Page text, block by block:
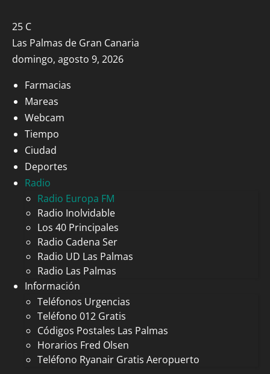
25 C
Las Palmas de Gran Canaria
domingo, agosto 9, 2026
Farmacias
Mareas
Webcam
Tiempo
Ciudad
Deportes
Radio
Radio Europa FM
Radio Inolvidable
Los 40 Principales
Radio Cadena Ser
Radio UD Las Palmas
Radio Las Palmas
Información
Teléfonos Urgencias
Teléfono 012 Gratis
Códigos Postales Las Palmas
Horarios Fred Olsen
Teléfono Ryanair Gratis Aeropuerto